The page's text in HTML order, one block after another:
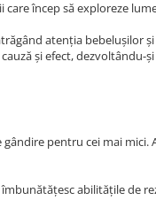
încep să exploreze
atenția bebelușilor
și efect, dezvoltându-
pentru cei mai mici.
abilitățile de